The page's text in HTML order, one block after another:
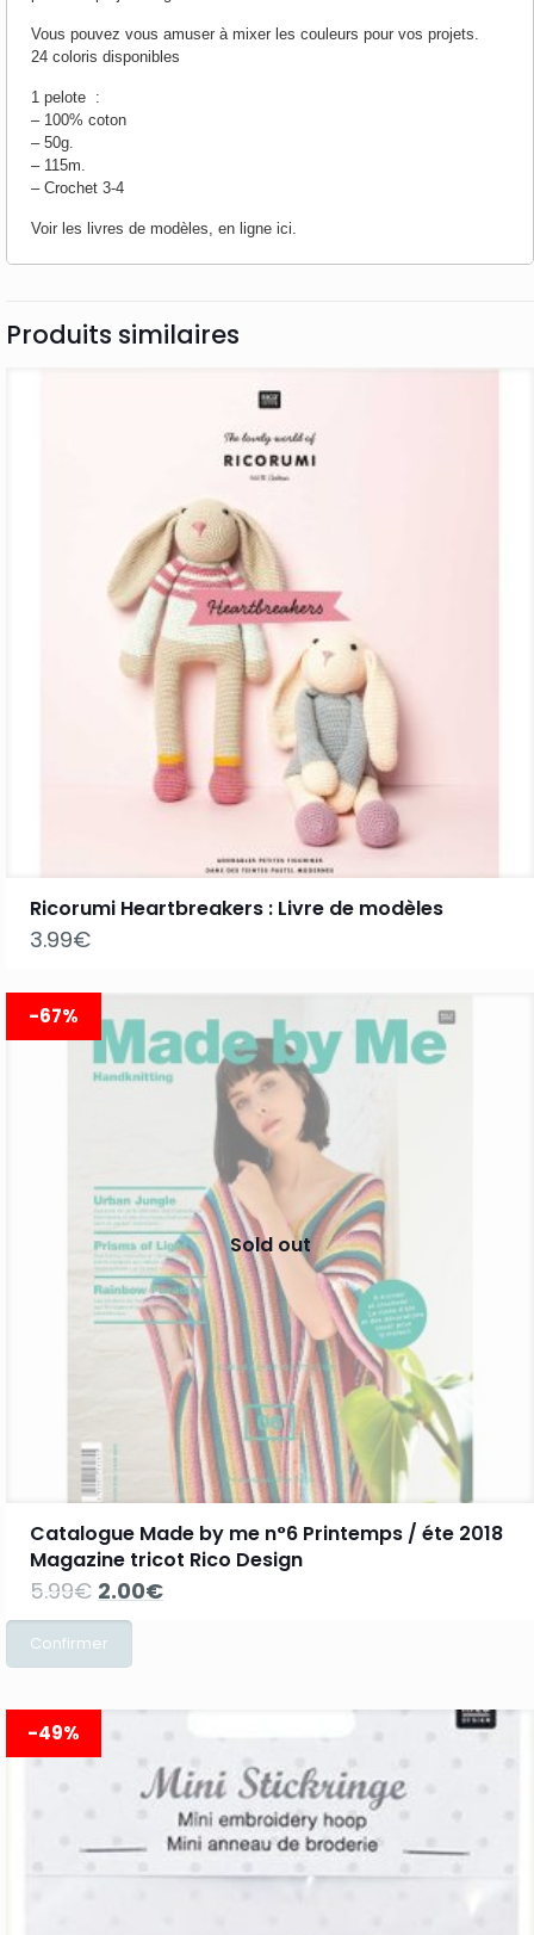
Vous pouvez vous amuser à mixer les couleurs pour vos projets.
24 coloris disponibles
1 pelote :
– 100% coton
– 50g.
– 115m.
– Crochet 3-4
Voir les livres de modèles, en ligne ici.
Produits similaires
Ricorumi Heartbreakers : Livre de modèles
3.99€
-67%
Sold out
Catalogue Made by me n°6 Printemps / éte 2018
Magazine tricot Rico Design
5.99€ Le
initial
était :
2.00€Le
-49%